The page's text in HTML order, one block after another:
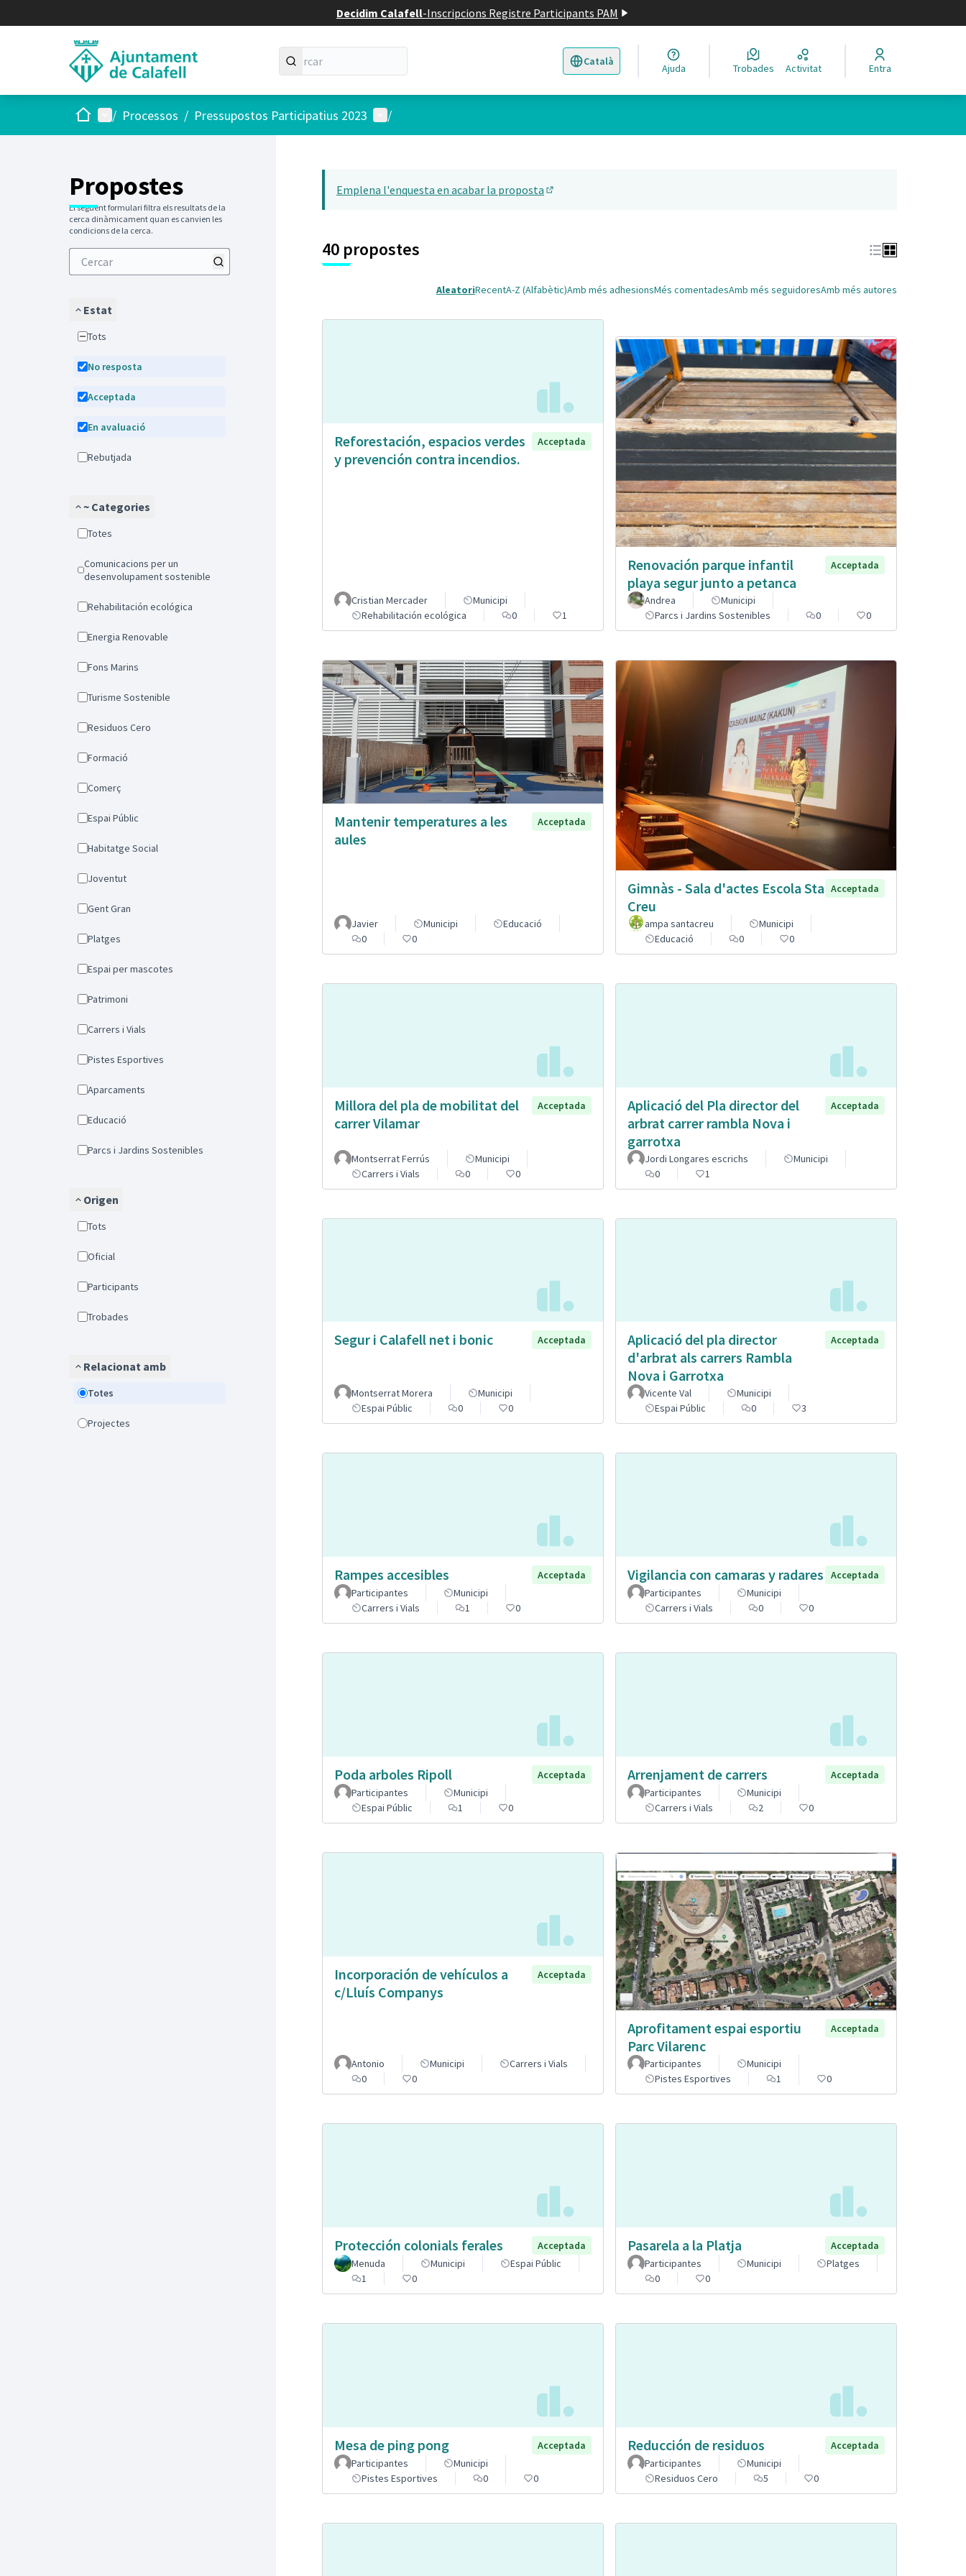
Decidim Calafell-Inscripcions Registre Participants PAM
Català
Triar la llengua Elegir el idioma
Ajuda Trobades Activitat Entra
Inici Menú principal
/ Processos / Pressupostos Participatius 2023 Menú d'usuari
/
Propostes
El següent formulari filtra els resultats de la
cerca dinàmicament quan es canvien les
condicions de la cerca.
Estat
Tots
No resposta
Acceptada
En avaluació
Rebutjada
~ Categories
Totes
Comunicacions per un
desenvolupament sostenible
Rehabilitación ecológica
Energia Renovable
Fons Marins
Turisme Sostenible
Residuos Cero
Formació
Comerç
Espai Públic
Habitatge Social
Joventut
Gent Gran
Platges
Espai per mascotes
Patrimoni
Carrers i Vials
Pistes Esportives
Aparcaments
Educació
Parcs i Jardins Sostenibles
Origen
Tots
Oficial
Participants
Trobades
Relacionat amb
Totes
Projectes
14
Emplena l'enquesta en acabar la proposta
40 propostes
AleatoriRecentA-Z (Alfabètic)Amb més adhesionsMés comentadesAmb més seguidoresAmb més autores
Reforestación, espacios verdes
y prevención contra incendios.
Acceptada
Cristian Mercader
Municipi
Rehabilitación ecológica
0 1
Renovación parque infantil
playa segur junto a petanca
Acceptada
Andrea
Municipi
Parcs i Jardins Sostenibles
0 0
Mantenir temperatures a les
aules
Acceptada
Javier Municipi
Educació
0
0
Gimnàs - Sala d'actes Escola Sta
Creu
Acceptada
ampa santacreu
Municipi
Educació
0 0
Millora del pla de mobilitat del
carrer Vilamar
Acceptada
Montserrat Ferrús
Municipi
Carrers i Vials
0 0
Aplicació del Pla director del
arbrat carrer rambla Nova i
garrotxa
Acceptada
Jordi Longares escrichs
Municipi
0
1
Segur i Calafell net i bonic Acceptada
Montserrat Morera
Municipi
Espai Públic
0 0
Aplicació del pla director
d'arbrat als carrers Rambla
Nova i Garrotxa
Acceptada
Vicente Val
Municipi
Espai Públic
0 3
Rampes accesibles
Acceptada
Participantes
Municipi
Carrers i Vials
1 0
Vigilancia con camaras y radares
Acceptada
Participantes
Municipi
Carrers i Vials
0 0
Poda arboles Ripoll
Acceptada
Participantes
Municipi
Espai Públic
1 0
Arrenjament de carrers
Acceptada
Participantes
Municipi
Carrers i Vials
2 0
Incorporación de vehículos a
c/Lluís Companys
Acceptada
Antonio Municipi
Carrers i Vials
0
0
Aprofitament espai esportiu
Parc Vilarenc
Acceptada
Participantes
Municipi
Pistes Esportives
1 0
Protección colonials ferales
Acceptada
Menuda
Municipi
Espai Públic
1
0
Pasarela a la Platja
Acceptada
Participantes
Municipi
Platges
0
0
Mesa de ping pong
Acceptada
Participantes
Municipi
Pistes Esportives
0 0
Reducción de residuos
Acceptada
Participantes
Municipi
Residuos Cero
5 0